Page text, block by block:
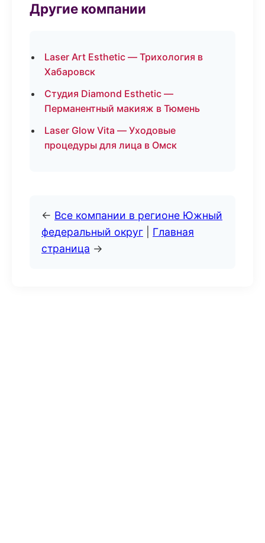
Другие компании
Laser Art Esthetic — Трихология в
Хабаровск
Студия Diamond Esthetic —
Перманентный макияж в Тюмень
Laser Glow Vita — Уходовые
процедуры для лица в Омск
← Все компании в регионе Южный
федеральный округ
Главная
страница →